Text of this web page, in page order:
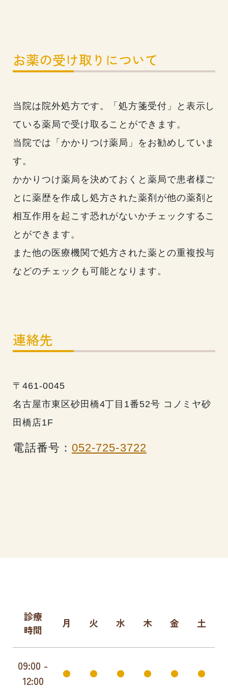
お薬の受け取りについて
当院は院外処方です。「処方箋受付」と表示し
ている薬局で受け取ることができます。
当院では「かかりつけ薬局」をお勧めしていま
す。
かかりつけ薬局を決めておくと薬局で患者様ご
とに薬歴を作成し処方された薬剤が他の薬剤と
相互作用を起こす恐れがないかチェックするこ
とができます。
また他の医療機関で処方された薬との重複投与
などのチェックも可能となります。
連絡先
〒461-0045
名古屋市東区砂田橋4丁目1番52号 コノミヤ砂
田橋店1F
電話番号： 052-725-3722
診療
時間
月 火 水 木 金 土
09:00 -
12:00
● ● ● ● ● ●